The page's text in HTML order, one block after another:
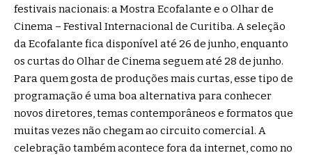
festivais nacionais: a Mostra Ecofalante e o Olhar de
Cinema – Festival Internacional de Curitiba. A seleção
da Ecofalante fica disponível até 26 de junho, enquanto
os curtas do Olhar de Cinema seguem até 28 de junho.
Para quem gosta de produções mais curtas, esse tipo de
programação é uma boa alternativa para conhecer
novos diretores, temas contemporâneos e formatos que
muitas vezes não chegam ao circuito comercial. A
celebração também acontece fora da internet, como no